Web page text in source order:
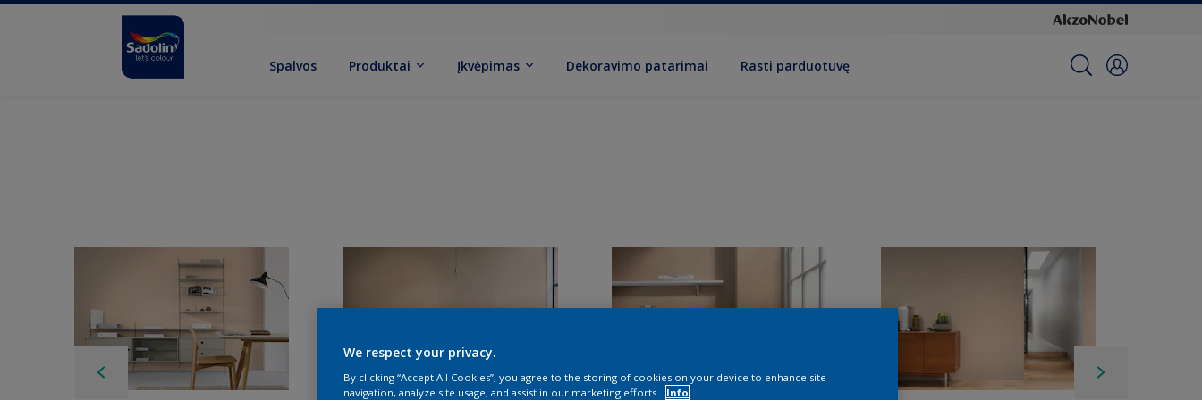
Spalvos Produktai Įkvėpimas Dekoravimo patarimai Rasti parduotuvę
We respect your privacy.
By clicking “Accept All Cookies”, you agree to the storing of cookies on your device to enhance site
navigation, analyze site usage, and assist in our marketing efforts.
Info